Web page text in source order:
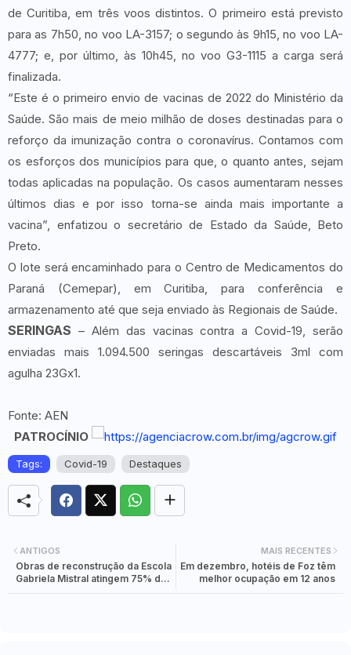
de Curitiba, em três voos distintos. O primeiro está previsto
para as 7h50, no voo LA-3157; o segundo às 9h15, no voo LA-
4777; e, por último, às 10h45, no voo G3-1115 a carga será
finalizada.
“Este é o primeiro envio de vacinas de 2022 do Ministério da
Saúde. São mais de meio milhão de doses destinadas para o
reforço da imunização contra o coronavírus. Contamos com
os esforços dos municípios para que, o quanto antes, sejam
todas aplicadas na população. Os casos aumentaram nesses
últimos dias e por isso torna-se ainda mais importante a
vacina”, enfatizou o secretário de Estado da Saúde, Beto
Preto.
O lote será encaminhado para o Centro de Medicamentos do
Paraná (Cemepar), em Curitiba, para conferência e
armazenamento até que seja enviado às Regionais de Saúde.
SERINGAS – Além das vacinas contra a Covid-19, serão
enviadas mais 1.094.500 seringas descartáveis 3ml com
agulha 23Gx1.
Fonte: AEN
PATROCÍNIO
Tags: Covid-19 Destaques
MAIS RECENTES
Em dezembro, hotéis de Foz têm
melhor ocupação em 12 anos
ANTIGOS
Obras de reconstrução da Escola
Gabriela Mistral atingem 75% de